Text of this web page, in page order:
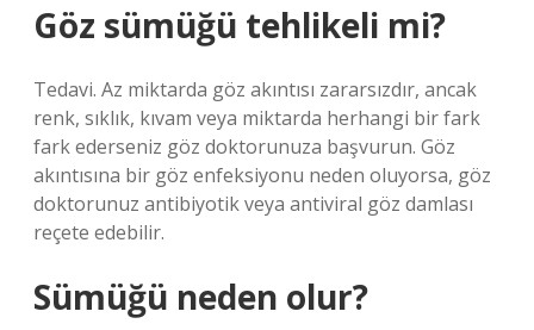
Göz sümüğü tehlikeli mi?
Tedavi. Az miktarda göz akıntısı zararsızdır, ancak
renk, sıklık, kıvam veya miktarda herhangi bir fark
fark ederseniz göz doktorunuza başvurun. Göz
akıntısına bir göz enfeksiyonu neden oluyorsa, göz
doktorunuz antibiyotik veya antiviral göz damlası
reçete edebilir.
Sümüğü neden olur?